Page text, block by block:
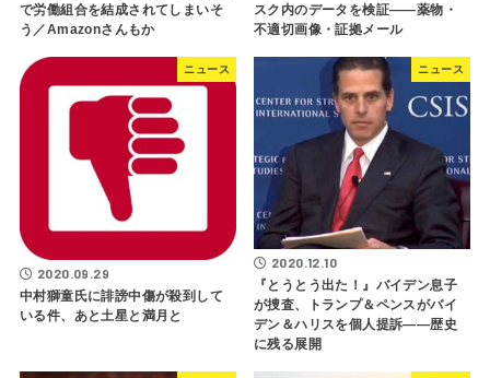
で労働組合を結成されてしまいそ
う／Amazonさんもか
スク内のデータを検証――薬物・
不適切画像・証拠メール
ニュース
2020.09.29
中村獅童氏に誹謗中傷が殺到して
いる件、あと土星と満月と
ニュース
2020.12.10
『とうとう出た！』バイデン息子
が捜査、トランプ＆ペンスがバイ
デン＆ハリスを個人提訴――歴史
に残る展開